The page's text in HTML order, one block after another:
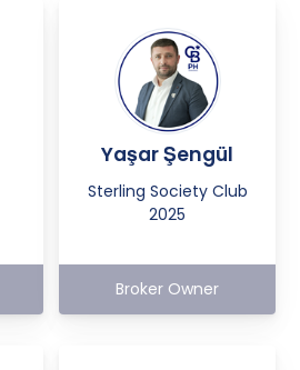
Yaşar Şengül
Sterling Society Club
2025
Broker Owner